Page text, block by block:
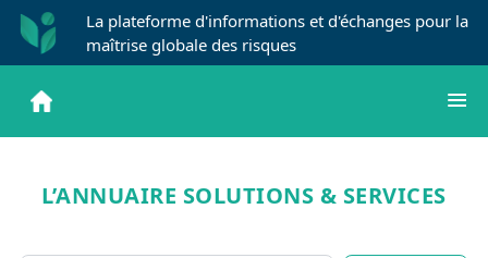
La plateforme d'informations et d'échanges pour la
maîtrise globale des risques
L’ANNUAIRE SOLUTIONS & SERVICES